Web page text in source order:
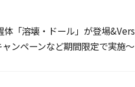
「溶壊・ドール」が登場
ンペーンなど期間限定で実施～